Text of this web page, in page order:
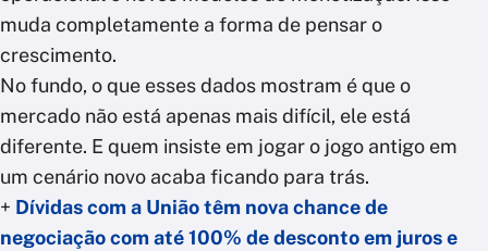
muda completamente a forma de pensar o
crescimento.
No fundo, o que esses dados mostram é que o
mercado não está apenas mais difícil, ele está
diferente. E quem insiste em jogar o jogo antigo em
um cenário novo acaba ficando para trás.
+ Dívidas com a União têm nova chance de
negociação com até 100% de desconto em juros e